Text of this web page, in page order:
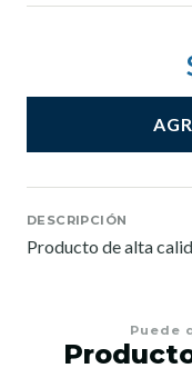
DESCRIPCIÓN
Producto de alta
Puede